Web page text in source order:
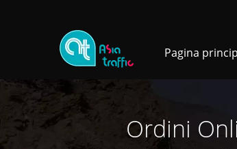
Pagina
Ordini